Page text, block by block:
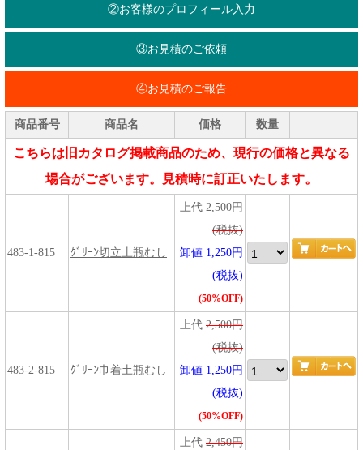
②お客様のプロフィール入力
③お見積のご依頼
④お見積のご報告
商品番号 商品名 価格 数量
こちらは旧カタログ掲載商品のため、現行の価格と異なる
場合がございます。見積時に訂正いたします。
483-1-815 ｸﾞﾘｰﾝ切立土瓶むし
上代 2,500円
(税抜)
卸値 1,250円
(税抜)
(50%OFF)
483-2-815 ｸﾞﾘｰﾝ巾着土瓶むし
上代 2,500円
(税抜)
卸値 1,250円
(税抜)
(50%OFF)
上代 2,450円